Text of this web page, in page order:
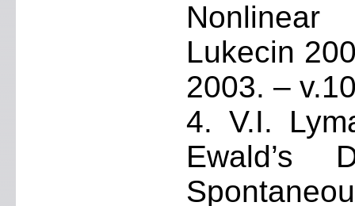
Lukecin
2003. –
4. V.I.
Ewald’s